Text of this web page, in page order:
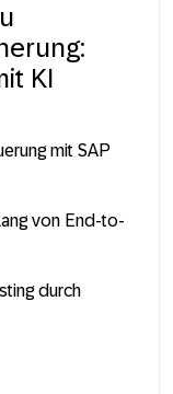
KI
mit SAP
von End-to-
durch